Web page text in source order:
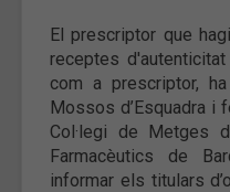
El prescriptor que
receptes
com a prescriptor,
Mossos d’Esquadra i
Col·legi de Metges
Farmacèutics de
informar els titulars